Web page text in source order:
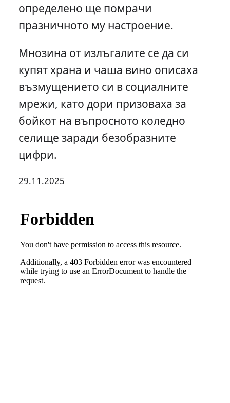
определено ще помрачи
празничното му настроение.
Мнозина от излъгалите се да си
купят храна и чаша вино описаха
възмущението си в социалните
мрежи, като дори призоваха за
бойкот на въпросното коледно
селище заради безобразните
цифри.
29.11.2025